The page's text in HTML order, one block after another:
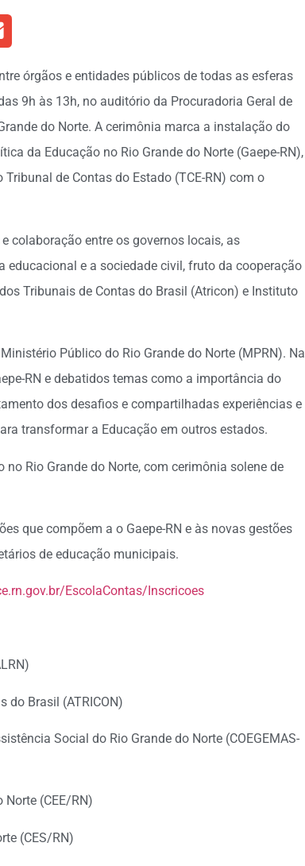
órgãos e entidades públicos de todas as esferas
9h às 13h, no auditório da Procuradoria Geral de
do Norte. A cerimônia marca a instalação do
da Educação no Rio Grande do Norte (Gaepe-RN),
de Contas do Estado (TCE-RN) com o
colaboração entre os governos locais, as
e a sociedade civil, fruto da cooperação
Tribunais de Contas do Brasil (Atricon) e Instituto
Público do Rio Grande do Norte (MPRN). Na
RN e debatidos temas como a importância do
dos desafios e compartilhadas experiências e
transformar a Educação em outros estados.
Rio Grande do Norte, com cerimônia solene de
que compõem a o Gaepe-RN e às novas gestões
de educação municipais.
EscolaContas/Inscricoes
do Brasil (ATRICON)
Social do Rio Grande do Norte (COEGEMAS-
Norte (CEE/RN)
(CES/RN)